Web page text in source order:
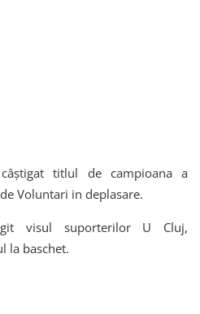
titlul de campioana a
Voluntari in deplasare.
visul suporterilor U Cluj,
la baschet.